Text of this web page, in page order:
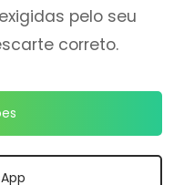
pelo seu
correto.